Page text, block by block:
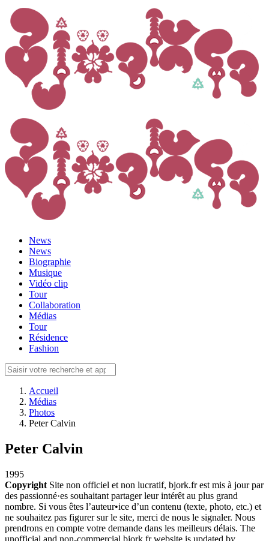
News
News
Biographie
Musique
Vidéo clip
Tour
Collaboration
Médias
Tour
Résidence
Fashion
Accueil
Médias
Photos
Peter Calvin
Peter Calvin
1995
Copyright Site non officiel et non lucratif, bjork.fr est mis à jour par
des passionné·es souhaitant partager leur intérêt au plus grand
nombre. Si vous êtes l’auteur•ice d’un contenu (texte, photo, etc.) et
ne souhaitez pas figurer sur le site, merci de nous le signaler. Nous
prendrons en compte votre demande dans les meilleurs délais. The
unofficial and non-commercial bjork.fr website is updated by